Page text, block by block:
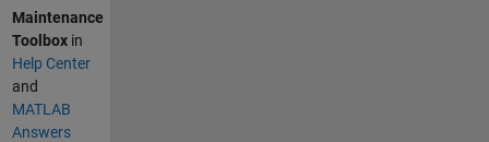
Maintenance
Toolboxin
Help Center
and
MATLAB
Answers